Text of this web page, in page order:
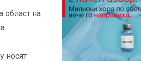
област на
носят